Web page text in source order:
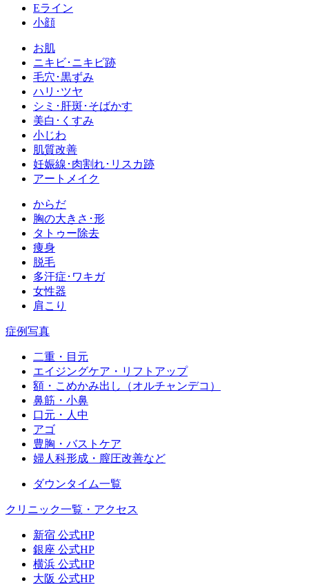
Eライン
小顔
お肌
ニキビ･ニキビ跡
毛穴･黒ずみ
ハリ･ツヤ
シミ･肝斑･そばかす
美白･くすみ
小じわ
肌質改善
妊娠線･肉割れ･リスカ跡
アートメイク
からだ
胸の大きさ･形
タトゥー除去
痩身
脱毛
多汗症･ワキガ
女性器
肩こり
症例写真
二重・目元
エイジングケア・リフトアップ
額・こめかみ出し（オルチャンデコ）
鼻筋・小鼻
口元・人中
アゴ
豊胸・バストケア
婦人科形成・膣圧改善など
ダウンタイム一覧
クリニック一覧・アクセス
新宿 公式HP
銀座 公式HP
横浜 公式HP
大阪 公式HP